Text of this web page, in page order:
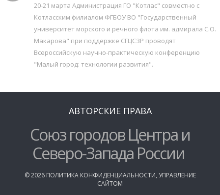
20-21 марта Администрация ГО "Котлас" совместно с
Котласским филиалом ФГБОУ ВО "Государственный
университет морского и речного флота им. адмирала С.О.
Макарова" при поддержке СГЦСЗР проводят
Всероссийскую научно-практическую конференцию
"Малый город: технологии развития".
АВТОРСКИЕ ПРАВА
Союз городов Центра и
Северо-Запада России
©2026 ПОЛИТИКА КОНФИДЕНЦИАЛЬНОСТИ, УПРАВЛЕНИЕ
САЙТОМ